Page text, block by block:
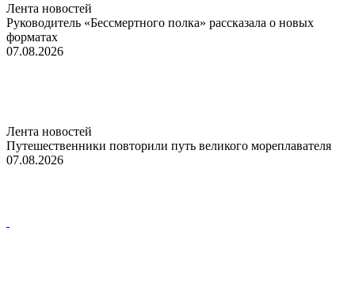
Лента новостей
Руководитель «Бессмертного полка» рассказала о новых
форматах
07.08.2026
Лента новостей
Путешественники повторили путь великого мореплавателя
07.08.2026